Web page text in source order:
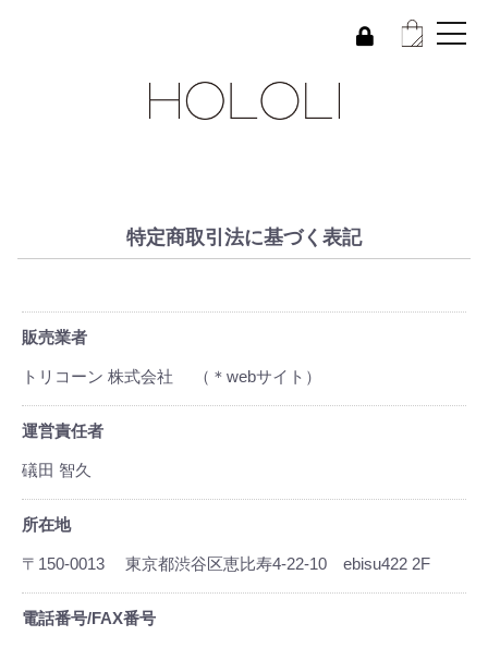
特定商取引法に基づく表記
販売業者
トリコーン 株式会社 （＊webサイト）
運営責任者
礒田 智久
所在地
〒150-0013 東京都渋谷区恵比寿4-22-10 ebisu422 2F
電話番号/FAX番号